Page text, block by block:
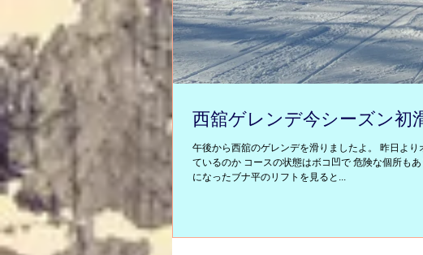
西舘ゲレンデ今シーズン
午後から西舘のゲレンデを滑りましたよ。 昨日よ
ているのか コースの状態はボコ凹で 危険な個所も
になったブナ平のリフトを見ると...